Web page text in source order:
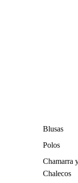
Blusas
Polos
Chamarra
Chalecos